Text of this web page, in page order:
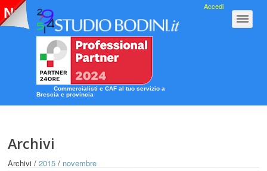
Commercialisti e CAF al tuo servizio a
Brescia e provincia
Accedi
Nuova Guida 2020
Clicca qui!
Archivi
Archivi / 2015 / novembre